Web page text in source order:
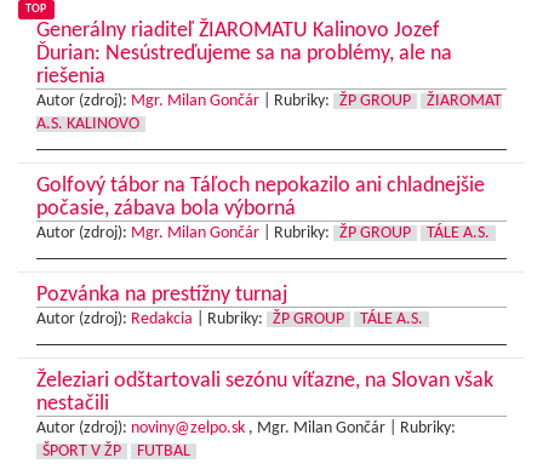
TOP
Generálny riaditeľ ŽIAROMATU Kalinovo Jozef
Ďurian: Nesústreďujeme sa na problémy, ale na
riešenia
Autor (zdroj): Mgr. Milan Gončár Rubriky: ŽP GROUP
ŽIAROMAT
A.S. KALINOVO
Golfový tábor na Táľoch nepokazilo ani chladnejšie
počasie, zábava bola výborná
Autor (zdroj): Mgr. Milan Gončár Rubriky: ŽP GROUP TÁLE A.S.
Pozvánka na prestížny turnaj
Autor (zdroj): Redakcia Rubriky: ŽP GROUP TÁLE A.S.
Železiari odštartovali sezónu víťazne, na Slovan však
nestačili
Autor (zdroj): noviny@zelpo.sk , Mgr. Milan Gončár |
Rubriky:
ŠPORT V ŽP
FUTBAL